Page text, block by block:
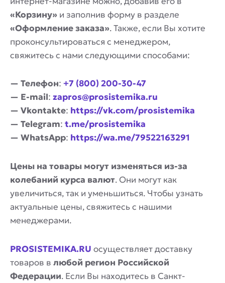
«Корзину» и заполнив форму в разделе
«Оформление заказа». Также, если Вы хотите
проконсультироваться с менеджером,
свяжитесь с нами следующими способами:
— Телефон: +7 (800) 200-30-47
— E-mail: zapros@prosistemika.ru
— Vkontakte: https://vk.com/prosistemika
— Telegram: t.me/prosistemika
— WhatsApp: https://wa.me/79522163291
Цены на товары могут изменяться из-за
колебаний курса валют. Они могут как
увеличиться, так и уменьшиться. Чтобы узнать
актуальные цены, свяжитесь с нашими
менеджерами.
PROSISTEMIKA.RU осуществляет доставку
товаров в любой регион Российской
Федерации. Если Вы находитесь в Санкт-